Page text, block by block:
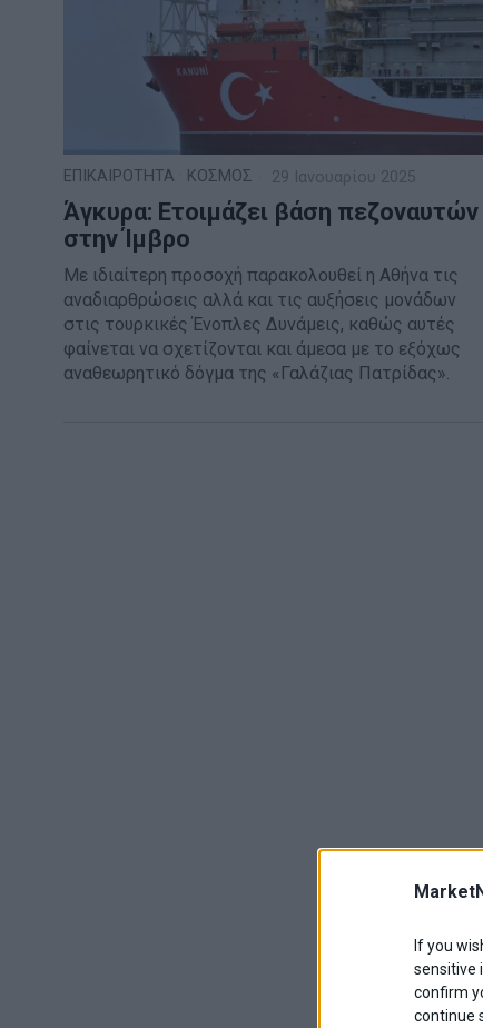
If you
sensitive
confirm
continue
ΕΠΙΚΑΙΡΟΤΗΤΑ ΚΟΣΜΟΣ 29 Ιανουαρίου 2025
Άγκυρα: Ετοιμάζει βάση πεζοναυτών
στην Ίμβρο
Με ιδιαίτερη προσοχή παρακολουθεί η Αθήνα τις
αναδιαρθρώσεις αλλά και τις αυξήσεις μονάδων
στις τουρκικές Ένοπλες Δυνάμεις, καθώς αυτές
φαίνεται να σχετίζονται και άμεσα με το εξόχως
αναθεωρητικό δόγμα της «Γαλάζιας Πατρίδας».